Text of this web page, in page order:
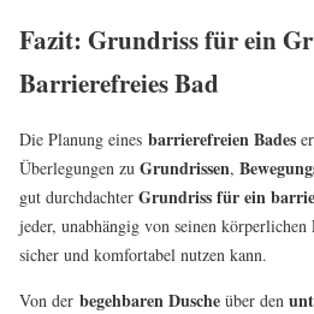
Fazit: Grundriss für ein
Barrierefreies Bad
Die Planung eines barrierefreien Bades
Überlegungen zu Grundrissen,
gut durchdachter Grundriss für ein
jeder, unabhängig von seinen körperlichen
sicher und komfortabel nutzen kann.
Von der begehbaren Dusche über den